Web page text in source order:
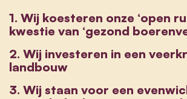
1. Wij koesteren onze ‘open
kwestie van ‘gezond
2. Wij investeren in een
landbouw
3. Wij staan voor een